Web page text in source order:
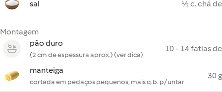
sal ½ c. chá de
Montagem
pão duro
(2 cm de espessura aprox.) (ver dica)
10 - 14 fatias de
manteiga
cortada em pedaços pequenos, mais q.b. p/ untar
30 g